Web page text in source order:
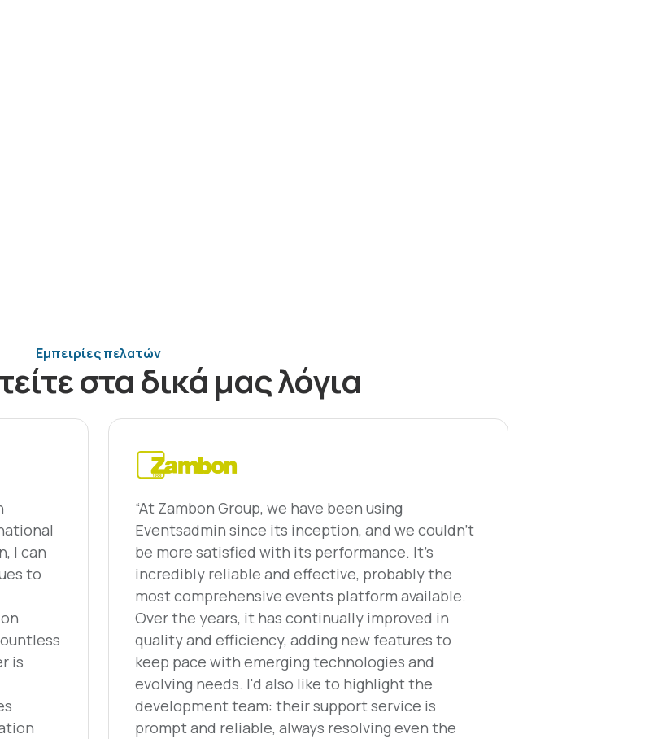
Eμπειρίες πελατών
στα δικά μας λόγια
I can
to
is
“At Zambon Group, we have been using
Eventsadmin since its inception, and we couldn't
be more satisfied with its performance. It's
incredibly reliable and effective, probably the
most comprehensive events platform available.
Over the years, it has continually improved in
quality and efficiency, adding new features to
keep pace with emerging technologies and
evolving needs. I'd also like to highlight the
development team: their support service is
prompt and reliable, always resolving even the